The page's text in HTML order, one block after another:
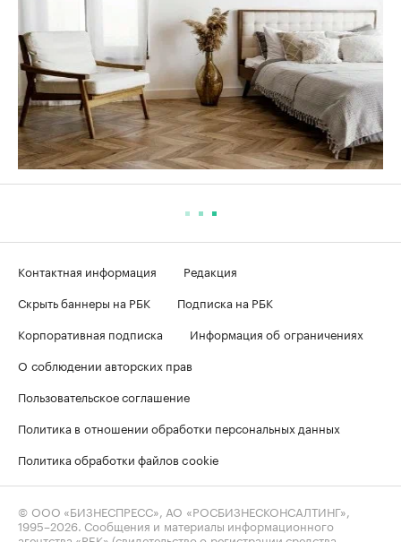
Контактная информация
Редакция
Скрыть баннеры на РБК
Подписка на РБК
Корпоративная подписка
Информация об ограничениях
О соблюдении авторских прав
Пользовательское соглашение
Политика в отношении обработки персональных данных
Политика обработки файлов cookie
© ООО «БИЗНЕСПРЕСС», АО «РОСБИЗНЕСКОНСАЛТИНГ»,
1995–2026. Сообщения и материалы информационного